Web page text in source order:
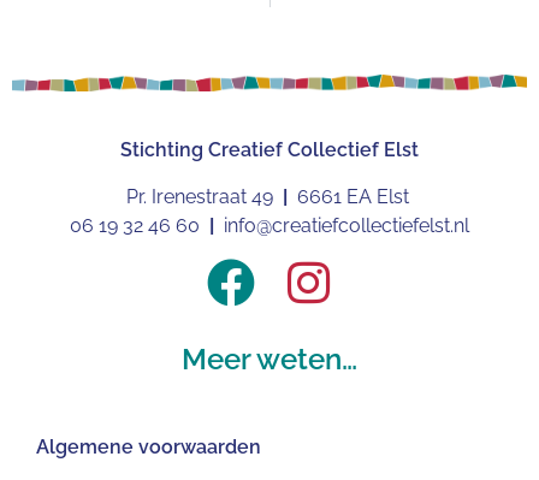
Stichting Creatief Collectief Elst
Pr. Irenestraat 49
6661 EA Elst
06 19 32 46 60
info@creatiefcollectiefelst.nl
Meer weten…
Algemene voorwaarden